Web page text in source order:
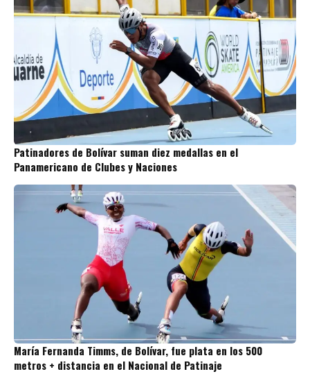
Patinadores de Bolívar suman diez medallas en el
Panamericano de Clubes y Naciones
María Fernanda Timms, de Bolívar, fue plata en los 500
metros + distancia en el Nacional de Patinaje